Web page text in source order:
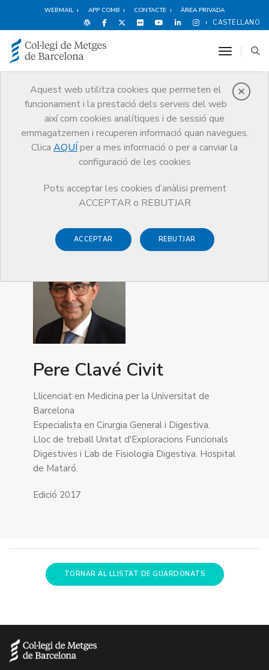
WEBMAIL APP COMB CONTACTE ÀREA PRIVADA
CASTELLANO
Aquest web utilitza cookies que permeten el
funcionament i la prestació dels serveis del web
així com cookies analítiques i de sessió que
emmagatzemen i recuperen informació quan navegues.
Clica AQUÍ per a mes informació o per a canviar la
configuració de les cookies
Pots acceptar les cookies d’anàlisi prement
ACCEPTAR o REBUTJAR
ACCEPTAR REBUTJAR
toggle
Premis
Premis Guardonat Edició 2017
Guardonat Edició 2017
Pere Clavé Civit
Llicenciat en Medicina per la Universitat de
Barcelona
Especialista en Cirurgia General i Digestiva.
Lloc de treball Unitat d'Exploracions Funcionals
Digestives i Lab de Fisiologia Digestiva. Hospital
de Mataró.
Edició 2017
TORNAR AL LLISTAT DE GUARDONATS